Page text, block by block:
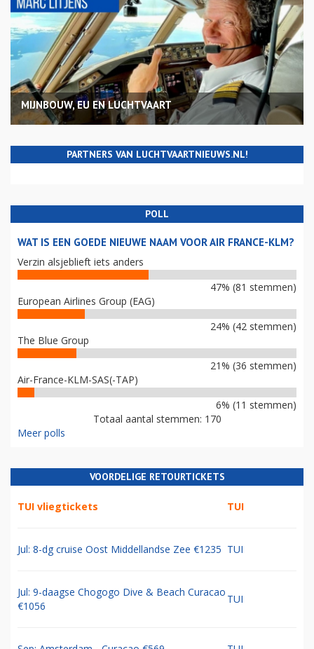
MIJNBOUW, EU EN LUCHTVAART
PARTNERS VAN LUCHTVAARTNIEUWS.NL!
POLL
WAT IS EEN GOEDE NIEUWE NAAM VOOR AIR FRANCE-KLM?
Verzin alsjeblieft iets anders
47% (81 stemmen)
European Airlines Group (EAG)
24% (42 stemmen)
The Blue Group
21% (36 stemmen)
Air-France-KLM-SAS(-TAP)
6% (11 stemmen)
Totaal aantal stemmen: 170
Meer polls
VOORDELIGE RETOURTICKETS
TUI vliegtickets TUI
Jul: 8-dg cruise Oost Middellandse Zee €1235 TUI
Jul: 9-daagse Chogogo Dive & Beach Curacao
€1056
TUI